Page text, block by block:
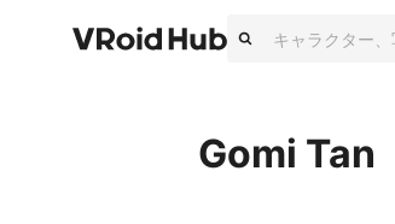
Gomi Tan